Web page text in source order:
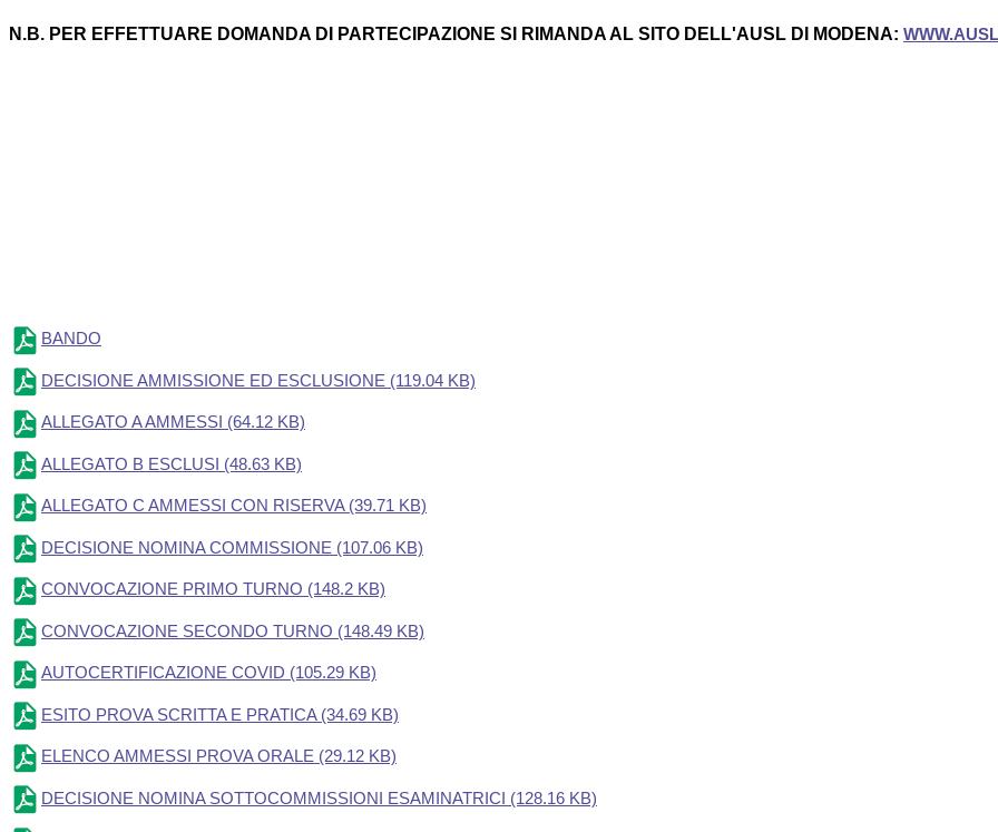
N.B. PER EFFETTUARE DOMANDA DI PARTECIPAZIONE SI RIMANDA AL SITO DELL'AUSL DI MODENA:
BANDO
DECISIONE AMMISSIONE ED ESCLUSIONE (119.04 KB)
ALLEGATO A AMMESSI (64.12 KB)
ALLEGATO B ESCLUSI (48.63 KB)
ALLEGATO C AMMESSI CON RISERVA(39.71 KB)
DECISIONE NOMINA COMMISSIONE (107.06 KB)
CONVOCAZIONE PRIMO TURNO (148.2 KB)
CONVOCAZIONE SECONDO TURNO (148.49 KB)
AUTOCERTIFICAZIONE COVID (105.29 KB)
ESITO PROVA SCRITTA E PRATICA(34.69 KB)
ELENCO AMMESSI PROVA ORALE (29.12 KB)
DECISIONE NOMINA SOTTOCOMMISSIONI ESAMINATRICI (128.16 KB)